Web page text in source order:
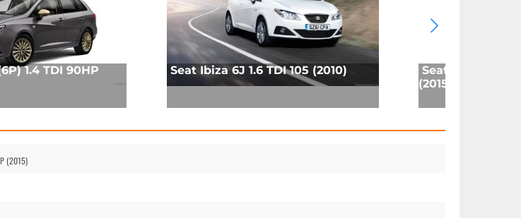
1.4 TDI 90HP
Seat Ibiza 6J 1.6 TDI 105 (2010)
Seat Ibiza 6P 1.0
(2015)
(2015)